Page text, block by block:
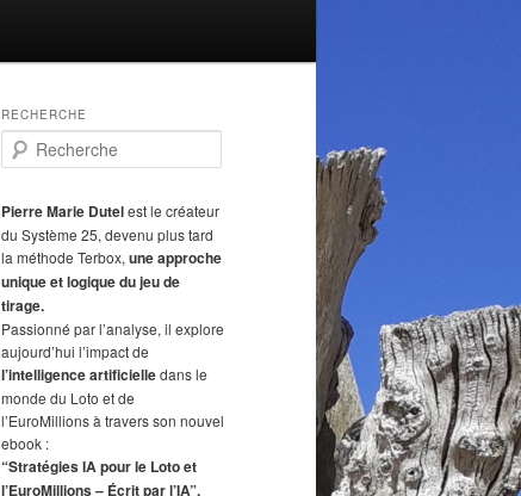
RECHERCHE
e
h
e
r
c
h
e
Pierre Marie Dutelest le créateur
du Système 25, devenu plus tard
la méthode Terbox, une approche
unique et logique du jeu de
tirage.
Passionné par l’analyse, il explore
aujourd’hui l’impact de
l’intelligence artificielledans le
monde du Loto et de
l’EuroMillions à travers son nouvel
ebook :
“Stratégies IA pour le Loto et
l’EuroMillions – Écrit par l’IA”.